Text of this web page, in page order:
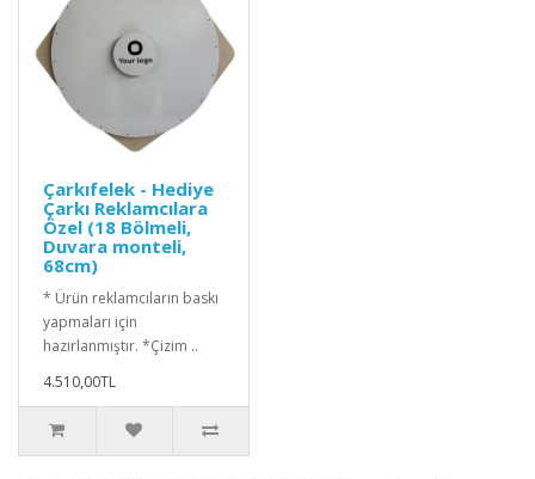
Çarkıfelek - Hediye
Çarkı Reklamcılara
Özel (18 Bölmeli,
Duvara monteli,
68cm)
* Ürün reklamcıların baskı
yapmaları için
hazırlanmıştır. *Çizim ..
4.510,00TL